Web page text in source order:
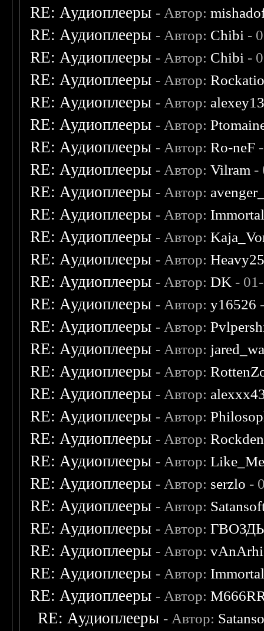
RE: Аудиоплееры - Автор:
RE: Аудиоплееры - Автор: Chibi -
RE: Аудиоплееры - Автор: Chibi -
RE: Аудиоплееры - Автор:
RE: Аудиоплееры - Автор:
RE: Аудиоплееры - Автор:
RE: Аудиоплееры - Автор:Ro-neF
RE: Аудиоплееры - Автор:Vilram -
RE: Аудиоплееры - Автор:
RE: Аудиоплееры - Автор:
RE: Аудиоплееры - Автор:
RE: Аудиоплееры - Автор:
RE: Аудиоплееры - Автор:DK -
RE: Аудиоплееры - Автор:y16526
RE: Аудиоплееры - Автор:
RE: Аудиоплееры - Автор:
RE: Аудиоплееры - Автор:
RE: Аудиоплееры - Автор:
RE: Аудиоплееры - Автор:
RE: Аудиоплееры - Автор:Rockden
RE: Аудиоплееры - Автор:
RE: Аудиоплееры - Автор: serzlo -
RE: Аудиоплееры - Автор:
RE: Аудиоплееры - Автор:ГВОЗДЬ
RE: Аудиоплееры - Автор:
RE: Аудиоплееры - Автор:
RE: Аудиоплееры - Автор:
RE: Аудиоплееры - Автор: